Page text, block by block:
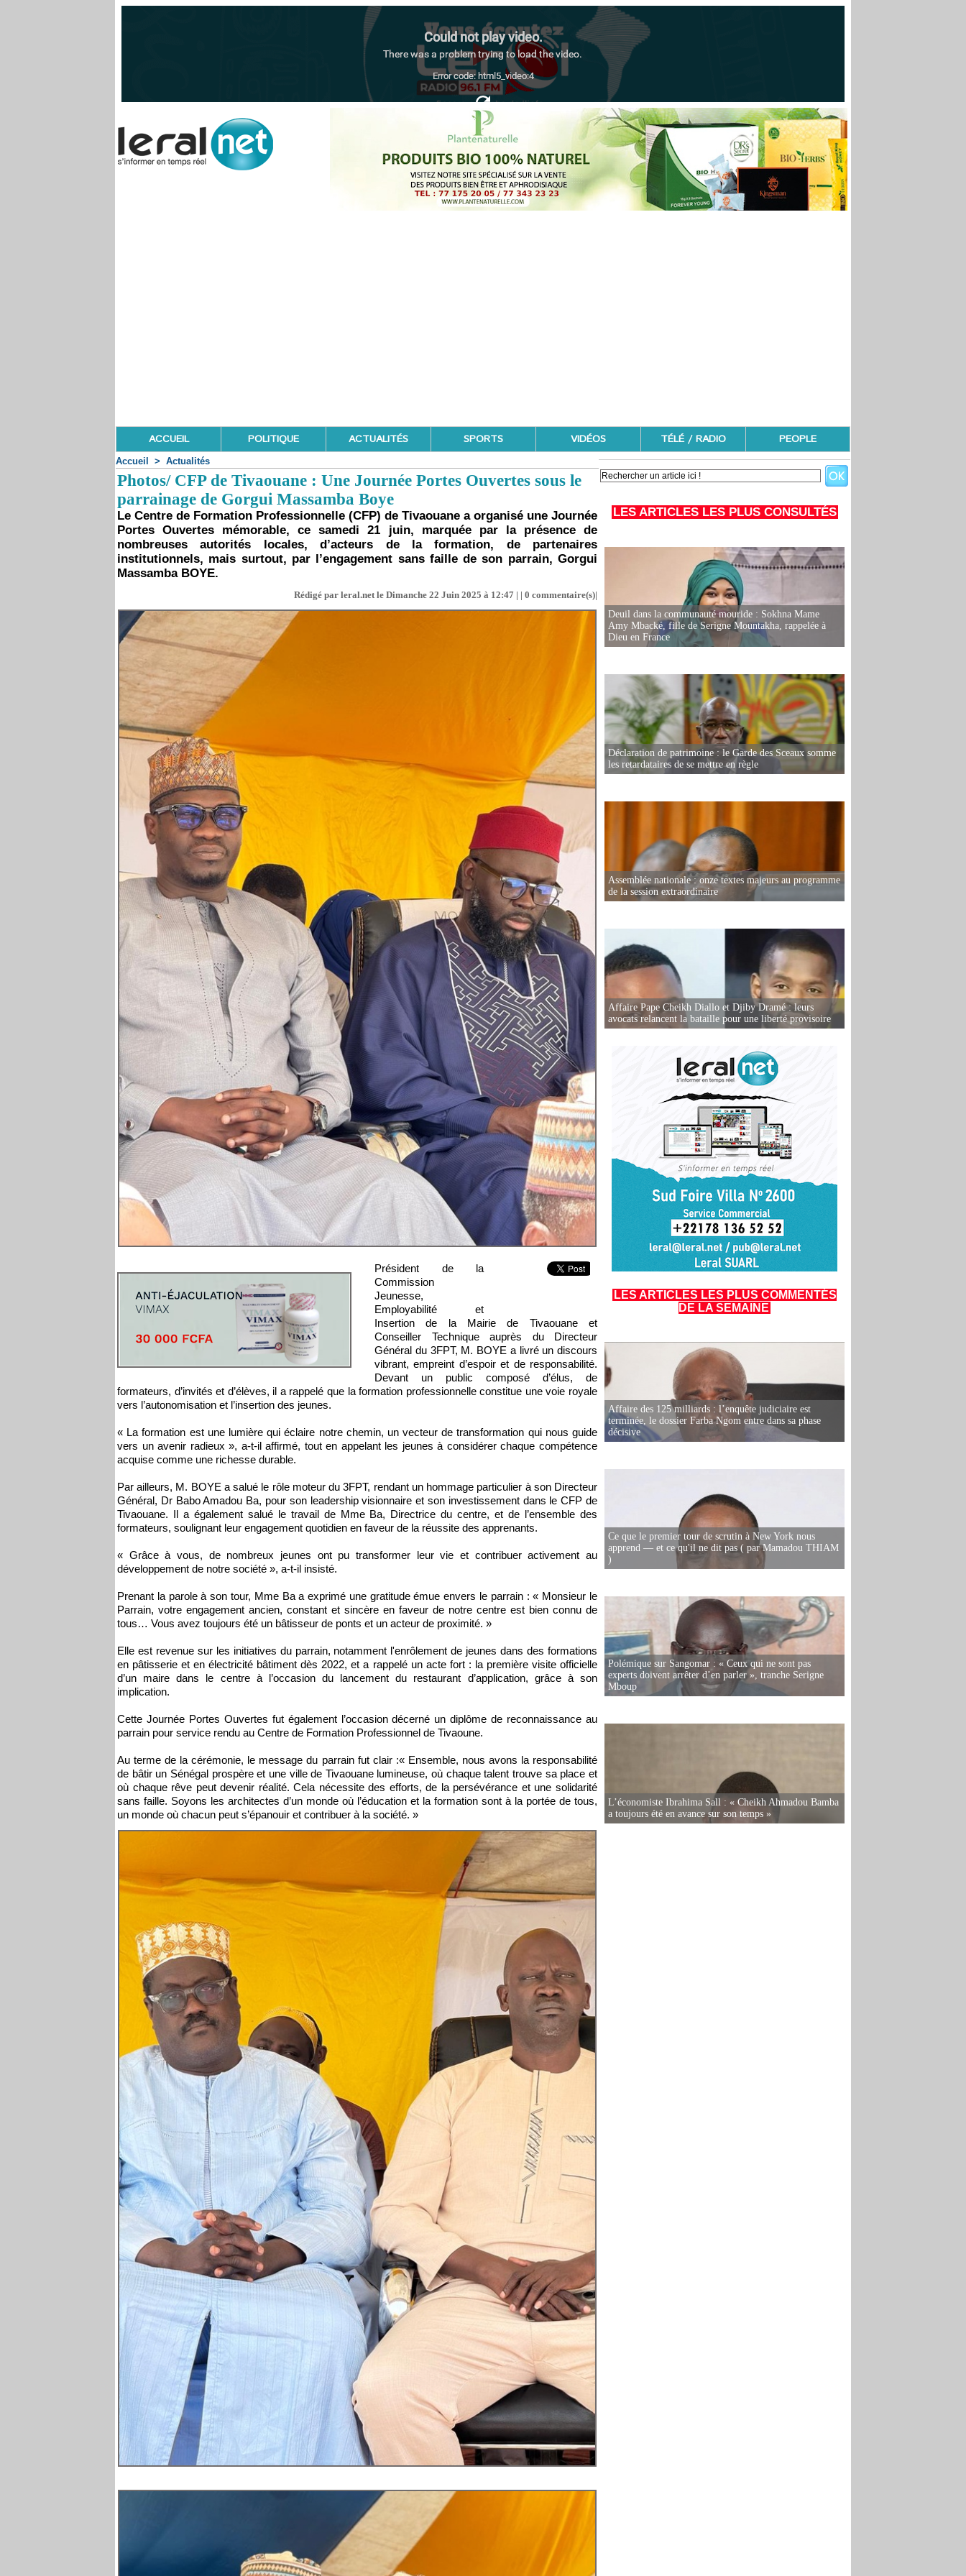
ACCUEIL POLITIQUE ACTUALITÉS SPORTS VIDÉOS TÉLÉ / RADIO PEOPLE
Accueil > Actualités
Photos/ CFP de Tivaouane : Une Journée Portes Ouvertes sous le
parrainage de Gorgui Massamba Boye
Le Centre de Formation Professionnelle (CFP) de Tivaouane a organisé une Journée
Portes Ouvertes mémorable, ce samedi 21 juin, marquée par la présence de
nombreuses autorités locales, d’acteurs de la formation, de partenaires
institutionnels, mais surtout, par l’engagement sans faille de son parrain, Gorgui
Massamba BOYE.
Rédigé par leral.net le Dimanche 22 Juin 2025 à 12:47 | | 0 commentaire(s)|
Président de la
Commission
Jeunesse,
Employabilité et
Insertion de la Mairie de Tivaouane et
Conseiller Technique auprès du Directeur
Général du 3FPT, M. BOYE a livré un discours
vibrant, empreint d’espoir et de responsabilité.
Devant un public composé d’élus, de
formateurs, d’invités et d’élèves, il a rappelé que la formation professionnelle constitue une voie royale
vers l’autonomisation et l’insertion des jeunes.
« La formation est une lumière qui éclaire notre chemin, un vecteur de transformation qui nous guide
vers un avenir radieux », a-t-il affirmé, tout en appelant les jeunes à considérer chaque compétence
acquise comme une richesse durable.
Par ailleurs, M. BOYE a salué le rôle moteur du 3FPT, rendant un hommage particulier à son Directeur
Général, Dr Babo Amadou Ba, pour son leadership visionnaire et son investissement dans le CFP de
Tivaouane. Il a également salué le travail de Mme Ba, Directrice du centre, et de l’ensemble des
formateurs, soulignant leur engagement quotidien en faveur de la réussite des apprenants.
« Grâce à vous, de nombreux jeunes ont pu transformer leur vie et contribuer activement au
développement de notre société », a-t-il insisté.
Prenant la parole à son tour, Mme Ba a exprimé une gratitude émue envers le parrain : « Monsieur le
Parrain, votre engagement ancien, constant et sincère en faveur de notre centre est bien connu de
tous… Vous avez toujours été un bâtisseur de ponts et un acteur de proximité. »
Elle est revenue sur les initiatives du parrain, notamment l'enrôlement de jeunes dans des formations
en pâtisserie et en électricité bâtiment dès 2022, et a rappelé un acte fort : la première visite officielle
d’un maire dans le centre à l’occasion du lancement du restaurant d’application, grâce à son
implication.
Cette Journée Portes Ouvertes fut également l’occasion décerné un diplôme de reconnaissance au
parrain pour service rendu au Centre de Formation Professionnel de Tivaoune.
Au terme de la cérémonie, le message du parrain fut clair :« Ensemble, nous avons la responsabilité
de bâtir un Sénégal prospère et une ville de Tivaouane lumineuse, où chaque talent trouve sa place et
où chaque rêve peut devenir réalité. Cela nécessite des efforts, de la persévérance et une solidarité
sans faille. Soyons les architectes d’un monde où l’éducation et la formation sont à la portée de tous,
un monde où chacun peut s’épanouir et contribuer à la société. »
LES ARTICLES LES PLUS CONSULTÉS
Deuil dans la communauté mouride : Sokhna Mame
Amy Mbacké, fille de Serigne Mountakha, rappelée à
Dieu en France
Déclaration de patrimoine : le Garde des Sceaux somme
les retardataires de se mettre en règle
Assemblée nationale : onze textes majeurs au programme
de la session extraordinaire
Affaire Pape Cheikh Diallo et Djiby Dramé : leurs
avocats relancent la bataille pour une liberté provisoire
LES ARTICLES LES PLUS COMMENTÉS
DE LA SEMAINE
Affaire des 125 milliards : l’enquête judiciaire est
terminée, le dossier Farba Ngom entre dans sa phase
décisive
Ce que le premier tour de scrutin à New York nous
apprend — et ce qu'il ne dit pas ( par Mamadou THIAM
)
Polémique sur Sangomar : « Ceux qui ne sont pas
experts doivent arrêter d’en parler », tranche Serigne
Mboup
L’économiste Ibrahima Sall : « Cheikh Ahmadou Bamba
a toujours été en avance sur son temps »